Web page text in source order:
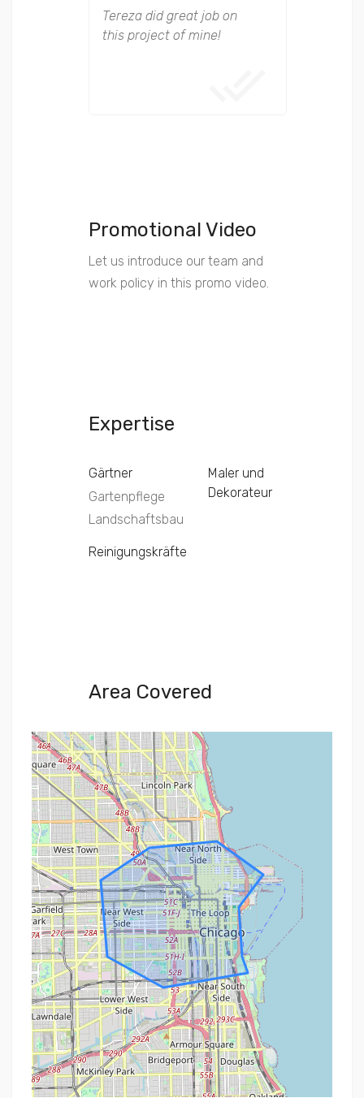
Tereza did great job on
this project of mine!
Promotional Video
Let us introduce our team and
work policy in this promo video.
Expertise
Gärtner
Gartenpflege
Landschaftsbau
Maler und
Dekorateur
Reinigungskräfte
Area Covered